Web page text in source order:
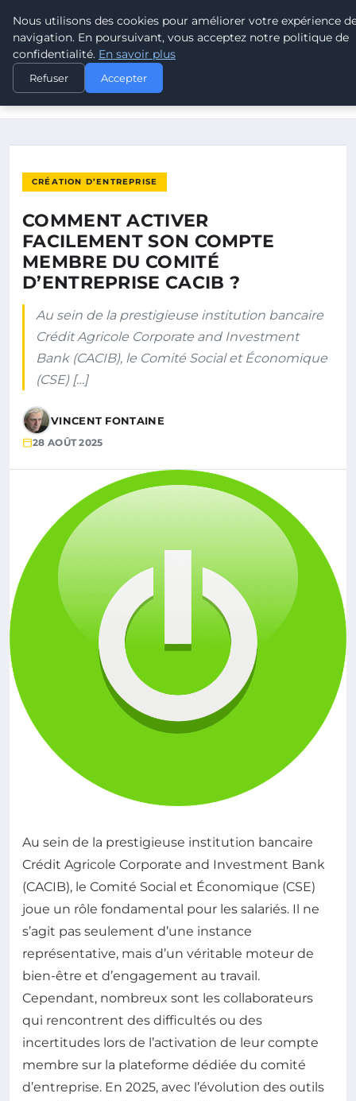
POUVOIR OUVRIER
ACCUEIL
COMMENT ACTIVER FACILEMENT SON COMPTE MEMBRE DU
CRÉATION D’ENTREPRISE
COMMENT ACTIVER
FACILEMENT SON COMPTE
MEMBRE DU COMITÉ
D’ENTREPRISE CACIB ?
Au sein de la prestigieuse institution bancaire
Crédit Agricole Corporate and Investment
Bank (CACIB), le Comité Social et Économique
(CSE) […]
VINCENT FONTAINE
28 AOÛT 2025
Au sein de la prestigieuse institution bancaire
Crédit Agricole Corporate and Investment Bank
(CACIB), le Comité Social et Économique (CSE)
joue un rôle fondamental pour les salariés. Il ne
s’agit pas seulement d’une instance
représentative, mais d’un véritable moteur de
bien-être et d’engagement au travail.
Cependant, nombreux sont les collaborateurs
qui rencontrent des difficultés ou des
incertitudes lors de l’activation de leur compte
membre sur la plateforme dédiée du comité
d’entreprise. En 2025, avec l’évolution des outils
Nous utilisons des cookies pour améliorer votre expérience
navigation. En poursuivant, vous acceptez notre politique de
confidentialité. En savoir plus
Refuser Accepter